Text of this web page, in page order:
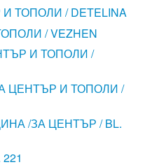
ТОПОЛИ / DETELINA
/ VEZHEN
И ТОПОЛИ /
ЦЕНТЪР И ТОПОЛИ /
/ЗА ЦЕНТЪР / BL.